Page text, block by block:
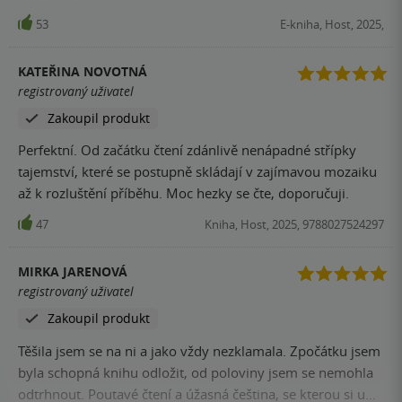
doby. Jak snadné je podlehnout nepodloženým faktům, jak
snadno se dokážeme nechat ovlivnit a nedomýšlíme
šíříme dál, může napáchat velkou škodu, ale ne vše jde v
životě opravit nebo odčinit. Jak už je v knihách autorky
zvykem, ani v této nejsme ochuzeni o mezilidské vztahy a
jako čtenář si člověk odnese i nějaké to morální ponaučení,
nebo přinejmenším vztyčený prst. Čas vos není milostným
příběhem. Nicméně ale i bez něho, se přeci jenom dvě
duše setkali a přeci se něco zrodilo. Bylo to nádherné a
neskutečně jsem si čtení užila. A rozhodně to nebyla nuda.
53 E-kniha, Host, 2025,
KATEŘINA NOVOTNÁ
registrovaný uživatel
Zakoupil produkt
Perfektní. Od začátku čtení zdánlivě nenápadné střípky
tajemství, které se postupně skládají v zajímavou mozaiku
až k rozluštění příběhu. Moc hezky se čte, doporučuji.
47 Kniha, Host, 2025, 9788027524297
MIRKA JARENOVÁ
registrovaný uživatel
Zakoupil produkt
Těšila jsem se na ni a jako vždy nezklamala. Zpočátku jsem
byla schopná knihu odložit, od poloviny jsem se nemohla
odtrhnout. Poutavé čtení a úžasná čeština, se kterou si umí